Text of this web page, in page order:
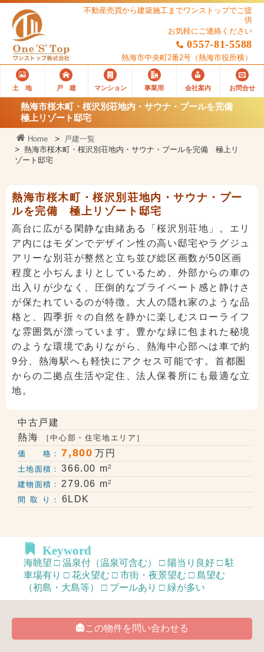
不動産売買から建築施工までワンストップでご提
供
お気軽にご連絡ください
0557-81-5588
熱海市中央町2番2号 （熱海市役所横）
土 地 戸 建 マンション 事業用 会社案内 お問合せ
熱海市桜木町・桜沢別荘地内・サウナ・プールを完備
極上リゾート邸宅
Home
戸建一覧
熱海市桜木町・桜沢別荘地内・サウナ・プールを完備 極上リ
ゾート邸宅
熱海市桜木町・桜沢別荘地内・サウナ・プー
ルを完備 極上リゾート邸宅
高台に広がる閑静な由緒ある「桜沢別荘地」。エリ
ア内にはモダンでデザイン性の高い邸宅やラグジュ
アリーな別荘が整然と立ち並び総区画数が50区画
程度と小ぢんまりとしているため、外部からの車の
出入りが少なく、圧倒的なプライベート感と静けさ
が保たれているのが特徴。大人の隠れ家のような品
格と、四季折々の自然を静かに楽しむスローライフ
な雰囲気が漂っています。豊かな緑に包まれた秘境
のような環境でありながら、熱海中心部へは車で約
9分、熱海駅へも軽快にアクセス可能です。首都圏
からの二拠点生活や定住、法人保養所にも最適な立
地。
中古戸建
熱海
［中心部・住宅地エリア］
価 格：
7,800万円
土地面積： 366.00 m2
建物面積： 279.06 m2
間 取 り： 6LDK
Keyword
海眺望 □ 温泉付（温泉可含む） □ 陽当り良好 □ 駐
車場有り □ 花火望む □ 市街・夜景望む □ 島望む
（初島・大島等） □ プールあり □ 緑が多い
この物件を問い合わせる